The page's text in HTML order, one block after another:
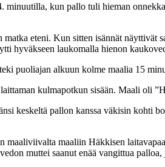
minuutilla, kun pallo tuli hieman
eteni. Kun sitten isännät
hyväkseen laukomalla hienon
puoliajan alkuun kolme maalia 15
laittaman kulmapotkun sisään. Maali oli
keskeltä pallon kanssa väkisin kohti
maaliviivalta maaliin Häkkisen
muttei saanut enää vangittua